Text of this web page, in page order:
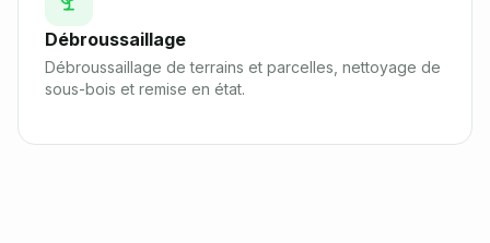
Débroussaillage
Débroussaillage de terrains et parcelles, nettoyage de
sous-bois et remise en état.